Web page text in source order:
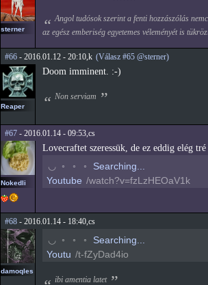
sterner
Angol tudósok szerint a fenti hozzászólás
az egész emberiség egyetemes véleményét is
#66 - 2016.01.12 - 20:10,k (Válasz #65 @sterner)
Reaper
Doom imminent. :-)
Non serviam
#67 - 2016.01.14 - 09:53,cs
Nokedli
Lovecraftet szeressük, de ez eddig elég
◠ ◦ ◦ ◦
Searching...
Youtube /watch?v=fzLzHEOaV1k
#68 - 2016.01.14 - 18:40,cs
damoqles
◠ ◦ ◦ ◦
Searching...
Youtu /t-fZyDad4io
ibi amentia latet